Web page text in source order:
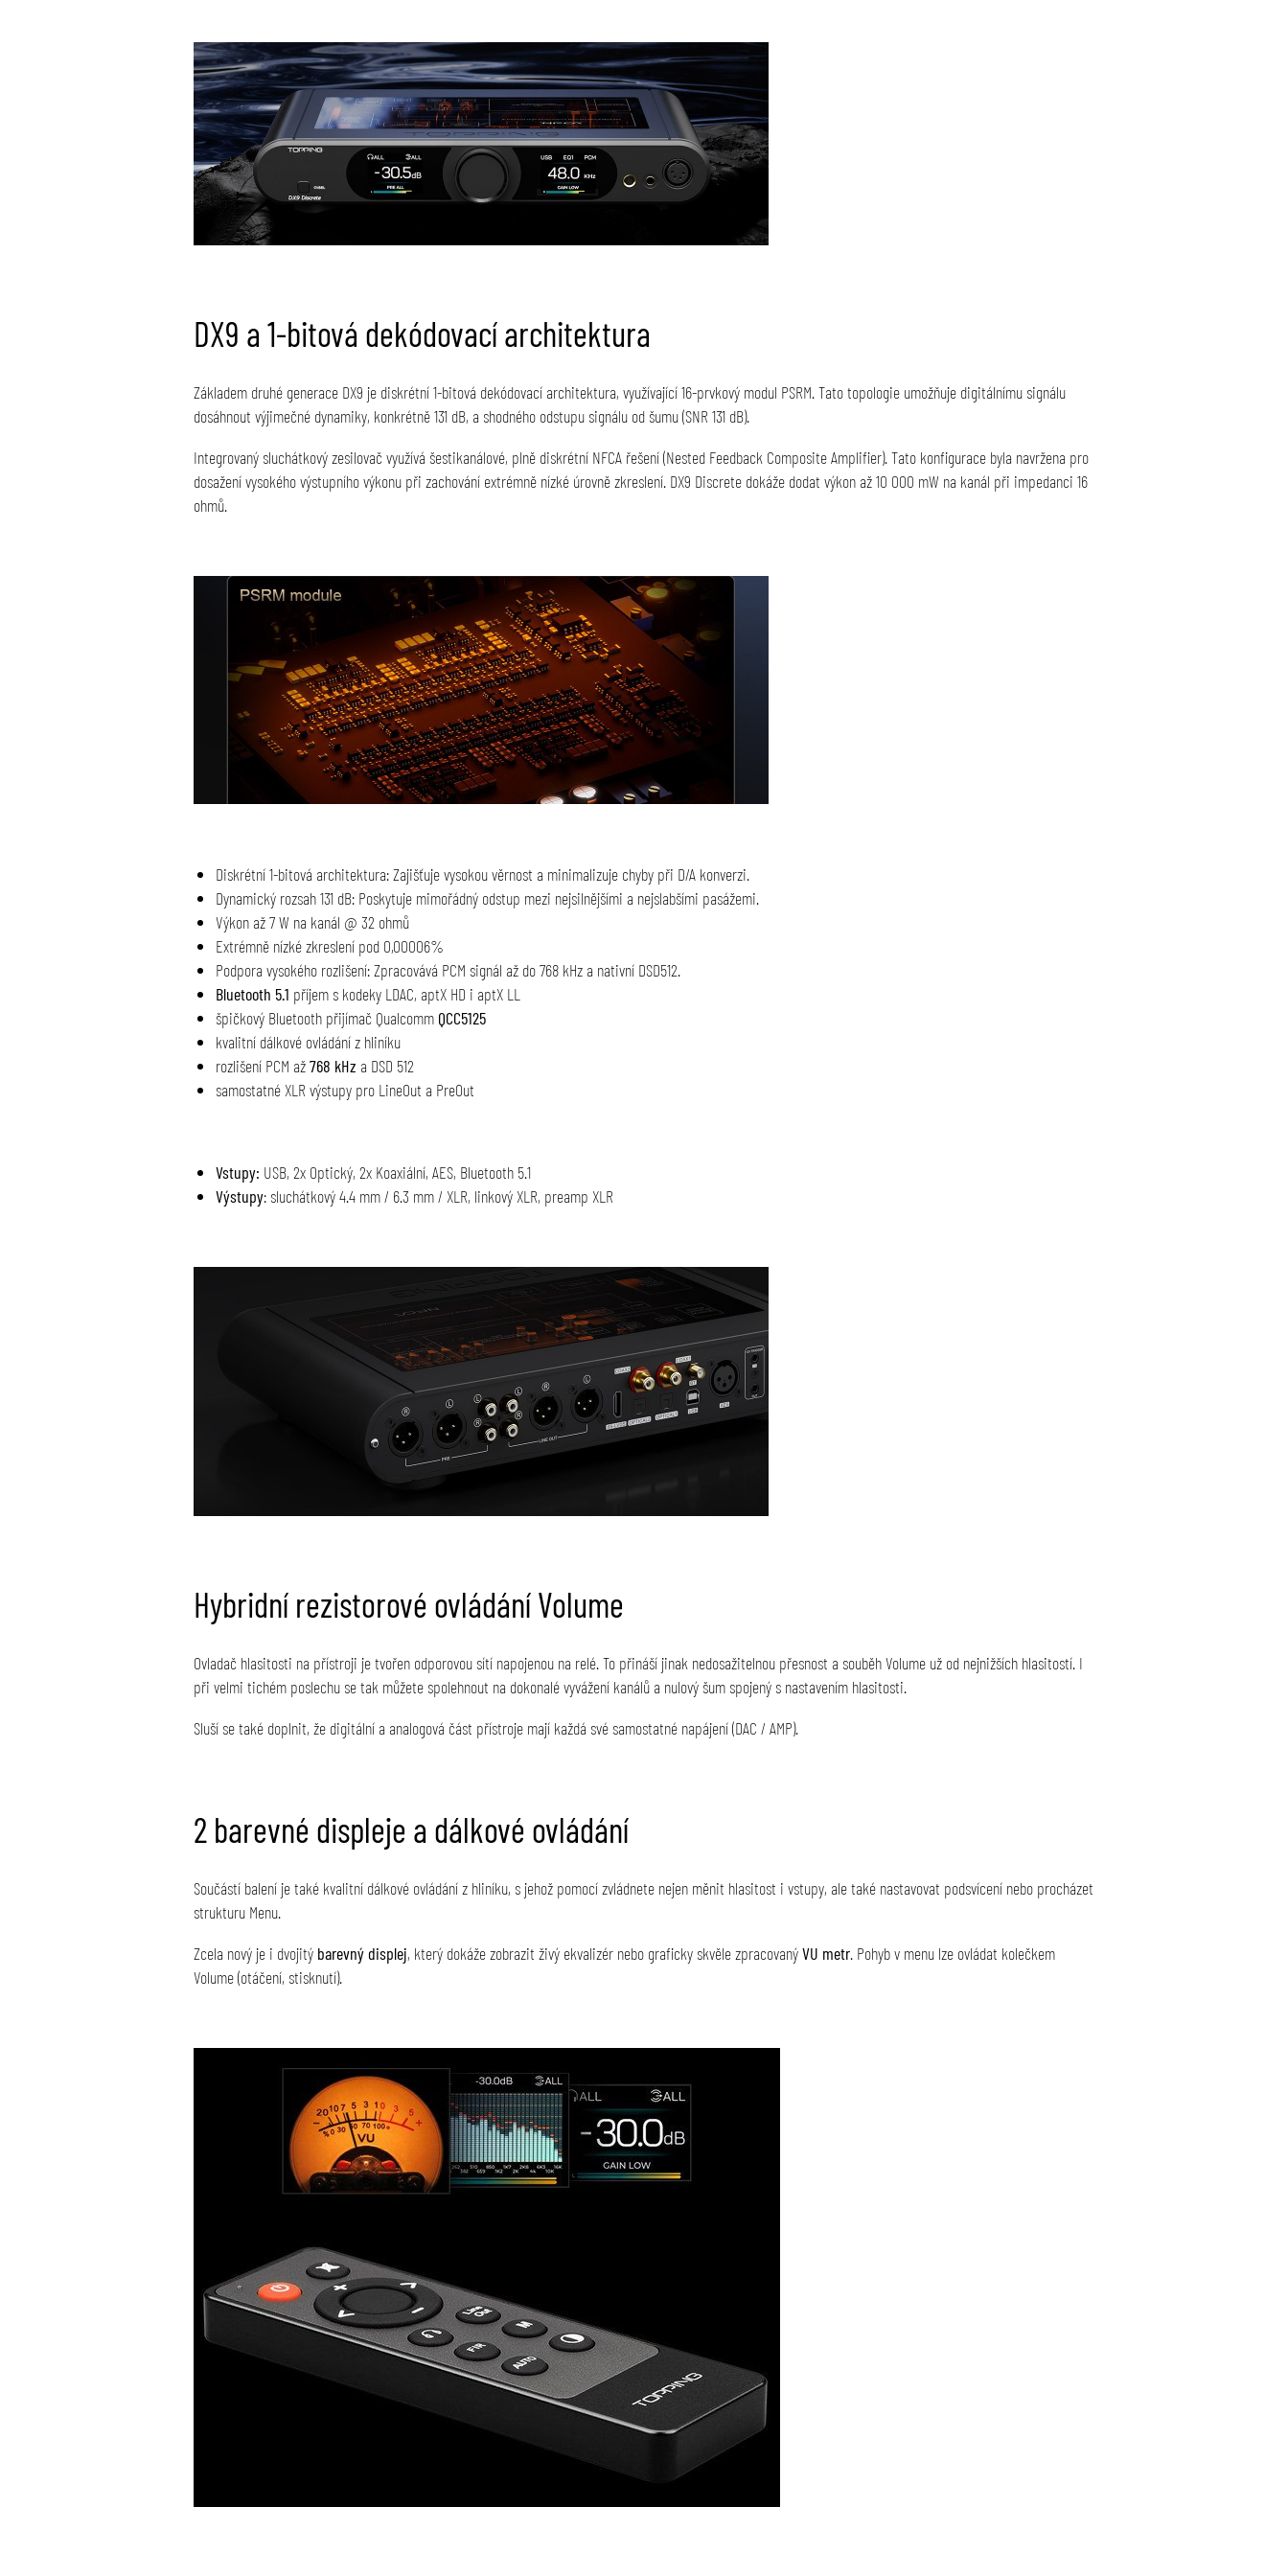
DX9 a 1-bitová dekódovací architektura
Základem druhé generace DX9 je diskrétní 1-bitová dekódovací architektura, využívající 16-prvkový modul PSRM. Tato topologie umožňuje digitálnímu signálu
dosáhnout výjimečné dynamiky, konkrétně 131 dB, a shodného odstupu signálu od šumu (SNR 131 dB).
Integrovaný sluchátkový zesilovač využívá šestikanálové, plně diskrétní NFCA řešení (Nested Feedback Composite Amplifier). Tato konfigurace byla navržena pro
dosažení vysokého výstupního výkonu při zachování extrémně nízké úrovně zkreslení. DX9 Discrete dokáže dodat výkon až 10 000 mW na kanál při impedanci 16
ohmů.
Diskrétní 1-bitová architektura: Zajišťuje vysokou věrnost a minimalizuje chyby při D/A konverzi.
Dynamický rozsah 131 dB: Poskytuje mimořádný odstup mezi nejsilnějšími a nejslabšími pasážemi.
Výkon až 7 W na kanál @ 32 ohmů
Extrémně nízké zkreslení pod 0,00006%
Podpora vysokého rozlišení: Zpracovává PCM signál až do 768 kHz a nativní DSD512.
Bluetooth 5.1 příjem s kodeky LDAC, aptX HD i aptX LL
špičkový Bluetooth přijímač Qualcomm QCC5125
kvalitní dálkové ovládání z hliníku
rozlišení PCM až768 kHz a DSD 512
samostatné XLR výstupy pro LineOut a PreOut
Vstupy: USB, 2x Optický, 2x Koaxiální, AES, Bluetooth 5.1
Výstupy: sluchátkový 4.4 mm / 6.3 mm / XLR, linkový XLR, preamp XLR
Hybridní rezistorové ovládání Volume
Ovladač hlasitosti na přístroji je tvořen odporovou sítí napojenou na relé. To přináší jinak nedosažitelnou přesnost a souběh Volume už od nejnižších hlasitostí. I
při velmi tichém poslechu se tak můžete spolehnout na dokonalé vyvážení kanálů a nulový šum spojený s nastavením hlasitosti.
Sluší se také doplnit, že digitální a analogová část přístroje mají každá své samostatné napájení (DAC / AMP).
2 barevné displeje a dálkové ovládání
Součástí balení je také kvalitní dálkové ovládání z hliníku, s jehož pomocí zvládnete nejen měnit hlasitost i vstupy, ale také nastavovat podsvícení nebo procházet
strukturu Menu.
Zcela nový je i dvojitý barevný displej, který dokáže zobrazit živý ekvalizér nebo graficky skvěle zpracovanýVU metr. Pohyb v menu lze ovládat kolečkem
Volume (otáčení, stisknutí).